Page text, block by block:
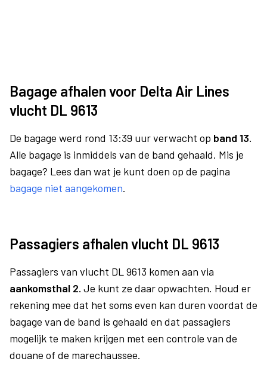
Bagage afhalen voor Delta Air Lines
vlucht DL 9613
De bagage werd rond 13:39 uur verwacht op band 13.
Alle bagage is inmiddels van de band gehaald. Mis je
bagage? Lees dan wat je kunt doen op de pagina
bagage niet aangekomen.
Passagiers afhalen vlucht DL 9613
Passagiers van vlucht DL 9613 komen aan via
aankomsthal 2. Je kunt ze daar opwachten. Houd er
rekening mee dat het soms even kan duren voordat de
bagage van de band is gehaald en dat passagiers
mogelijk te maken krijgen met een controle van de
douane of de marechaussee.